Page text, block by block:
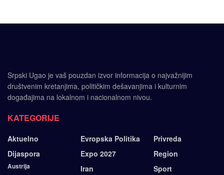
Srpski Ugao je vaš pouzdan izvor informacija o najvažnijim
društvenim kretanjima, političkim dešavanjima i kulturnim
događajima na lokalnom i nacionalnom nivou.
KATEGORIJE
Aktuelno
Dijaspora
Austrija
Evropska Politika
Expo 2027
Iran
Privreda
Region
Sport